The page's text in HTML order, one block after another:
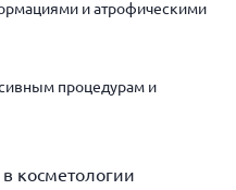
и атрофическими
процедурам и
косметологии